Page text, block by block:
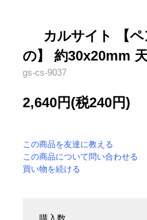
カルサイト 【
の】 約30x20mm
gs-cs-9037
2,640円(税240円)
この商品を友達に教える
この商品について問い合わせる
買い物を続ける